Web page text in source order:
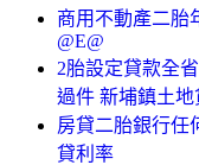
商用不動產二胎
@E@
2胎設定貸款全
過件 新埔鎮土
房貸二胎銀行任
貸利率